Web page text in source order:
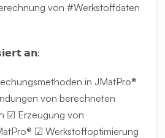
von #Werkstoffdaten
𝗮𝗻:
in JMatPro®
von berechneten
☑ Erzeugung von
☑ Werkstoffoptimierung